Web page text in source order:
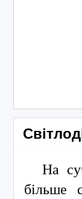
На
більше